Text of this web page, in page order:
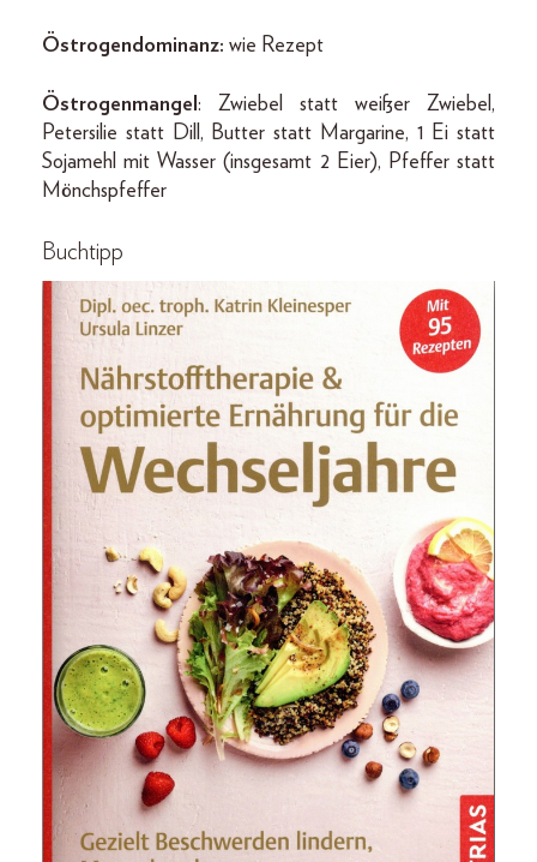
Östrogendominanz: wie Rezept
Östrogenmangel : Zwiebel statt weißer Zwiebel,
Petersilie statt Dill, Butter statt Margarine, 1 Ei statt
Sojamehl mit Wasser (insgesamt 2 Eier), Pfeffer statt
Mönchspfeffer
Buchtipp